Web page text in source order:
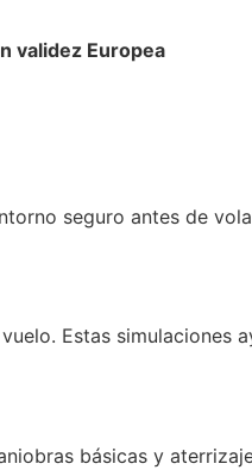
validez Europea
seguro antes de
Estas simulaciones
básicas y